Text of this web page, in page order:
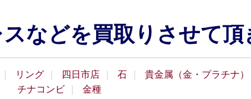
などを買取りさせて頂
リング 四日市店 石 貴金属（金・プラチナ）
チナコンビ
金種